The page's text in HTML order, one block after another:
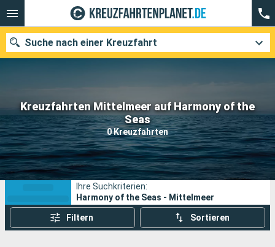
Kreuzfahrten Mittelmeer auf Harmony of the
Seas
0 Kreuzfahrten
Suche nach einer Kreuzfahrt
Unsere Ziele
Abfahrtsmonat
Häfen Reedereien
Suchen
Ihre Suchkriterien:
Harmony of the Seas - Mittelmeer
Filtern Sortieren